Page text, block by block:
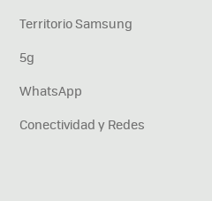
Territorio Samsung
5g
WhatsApp
Conectividad y Redes